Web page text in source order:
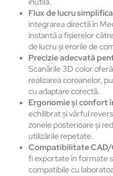
Flux de lucru
integrarea directă în
instantă a fișierelor
de lucru și erorile de
Precizie adecvată
Scanările 3D color
realizarea coroanelor,
cu adaptare corectă.
Ergonomie și confort
echilibrat și vârful
zonele posterioare și
utilizările repetate.
Compatibilitate CAD/
fi exportate în formate
compatibile cu